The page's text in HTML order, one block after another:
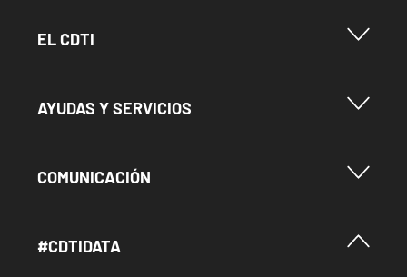
Menu Footer Cdti
EL CDTI
Menu Footer Ayudas y Servicios
AYUDAS Y SERVICIOS
Menu Footer Comunicación
COMUNICACIÓN
Menú Footer #Cdtidata
#CDTIDATA